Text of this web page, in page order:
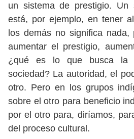
un sistema de prestigio. Un
está, por ejemplo, en tener
los demás no significa
aumentar el prestigio,
¿qué es lo que busca la
sociedad? La autoridad, el
otro. Pero en los grupos
sobre el otro para beneficio
por el otro para, diríamos,
del proceso cultural.